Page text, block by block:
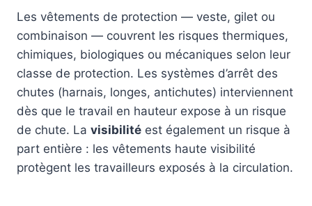
Les vêtements de protection — veste, gilet ou
combinaison — couvrent les risques thermiques,
chimiques, biologiques ou mécaniques selon leur
classe de protection. Les systèmes d’arrêt des
chutes (harnais, longes, antichutes) interviennent
dès que le travail en hauteur expose à un risque
de chute. La visibilité est également un risque à
part entière : les vêtements haute visibilité
protègent les travailleurs exposés à la circulation.